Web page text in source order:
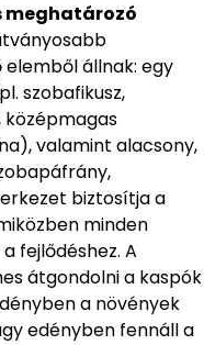
meghatározó
állnak: egy
szobafikusz,
valamint alacsony,
biztosítja a
minden
fejlődéshez. A
átgondolni a kaspók
a növények
edényben fennáll a